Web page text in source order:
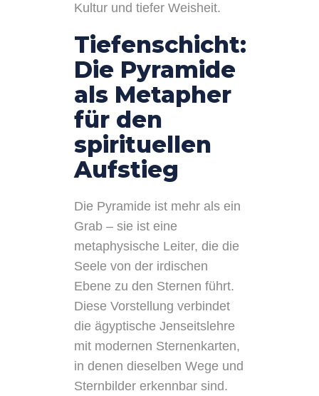
Kultur und tiefer Weisheit.
Tiefenschicht:
Die Pyramide
als Metapher
für den
spirituellen
Aufstieg
Die Pyramide ist mehr als ein
Grab – sie ist eine
metaphysische Leiter, die die
Seele von der irdischen
Ebene zu den Sternen führt.
Diese Vorstellung verbindet
die ägyptische Jenseitslehre
mit modernen Sternenkarten,
in denen dieselben Wege und
Sternbilder erkennbar sind.